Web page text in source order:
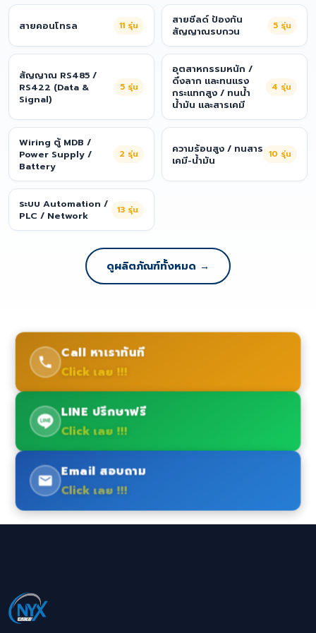
สายคอนโทรล 11 รุ่น
สายชีลด์ ป้องกัน
สัญญาณรบกวน
5 รุ่น
สัญญาณ RS485 /
RS422 (Data &
Signal)
5 รุ่น
อุตสาหกรรมหนัก /
ดึงลาก และทนแรง
กระแทกสูง / ทนน้ำ
น้ำมัน และสารเคมี
4 รุ่น
Wiring ตู้ MDB /
Power Supply /
Battery
2 รุ่น
ความร้อนสูง / ทนสาร
เคมี-น้ำมัน
10 รุ่น
ระบบ Automation /
PLC / Network
13 รุ่น
ดูผลิตภัณฑ์ทั้งหมด →
Call หาเราทันที
Click เลย !!!
LINE ปรึกษาฟรี
Click เลย !!!
Email สอบถาม
Click เลย !!!